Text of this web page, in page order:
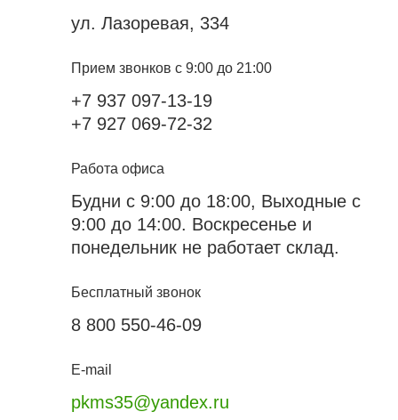
ул. Лазоревая, 334
Прием звонков с 9:00 до 21:00
+7 937 097-13-19
+7 927 069-72-32
Работа офиса
Будни с 9:00 до 18:00, Выходные с
9:00 до 14:00. Воскресенье и
понедельник не работает склад.
Бесплатный звонок
8 800 550-46-09
E-mail
pkms35@yandex.ru